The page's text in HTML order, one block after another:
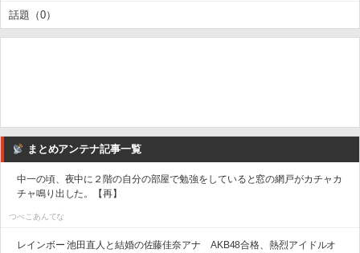
話題（0）
まとめアンテナ記事一覧
中一の頃、夜中に２階の自分の部屋で勉強をしていると窓の網戸がカチャカ
チャ鳴り出した。【再】
つべこあんてな
レインボー 池田直人と結婚の佐藤佳奈アナ AKB48合格、熱烈アイドルオ